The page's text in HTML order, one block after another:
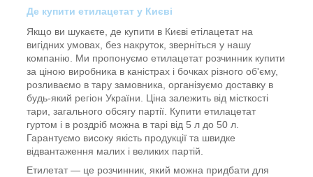
Де купити етилацетат у Києві
Якщо ви шукаєте, де купити в Києві етілацетат на
вигідних умовах, без накруток, зверніться у нашу
компанію. Ми пропонуємо етилацетат розчинник купити
за ціною виробника в каністрах і бочках різного об'єму,
розливаємо в тару замовника, організуємо доставку в
будь-який регіон України. Ціна залежить від місткості
тари, загального обсягу партії. Купити етилацетат
гуртом і в роздріб можна в тарі від 5 л до 50 л.
Гарантуємо високу якість продукції та швидке
відвантаження малих і великих партій.
Етилетат — це розчинник, який можна придбати для